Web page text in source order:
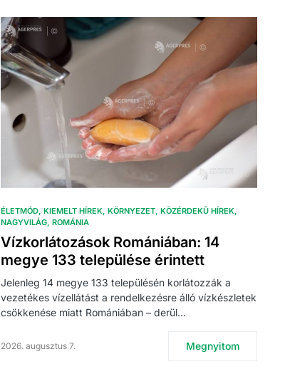
ÉLETMÓD KIEMELT HÍREK KÖRNYEZET KÖZÉRDEKŰ HÍREK
NAGYVILÁG ROMÁNIA
Vízkorlátozások Romániában: 14
megye 133 települése érintett
Jelenleg 14 megye 133 településén korlátozzák a
vezetékes vízellátást a rendelkezésre álló vízkészletek
csökkenése miatt Romániában – derül…
2026. augusztus 7. Megnyitom